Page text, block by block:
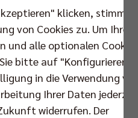
Niederlagen).
tauchen sechs
das prestigeträchtige
Libero Kyle Dagostino:
Derby ein großes Spiel
uns, das erste
zuhause zu haben.
klicken, stimmen
von Cookies zu. Um Ihre
und alle optionalen Cookies
bitte auf "Konfigurieren".
in die Verwendung
Ihrer Daten
widerrufen. Der